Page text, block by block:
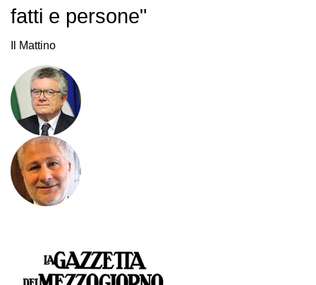
fatti e persone"
Il Mattino